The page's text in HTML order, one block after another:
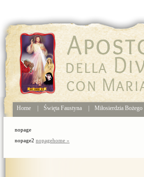
Home Święta Faustyna Miłosierdzia Bożego
nopage
nopage2 nopagehome »